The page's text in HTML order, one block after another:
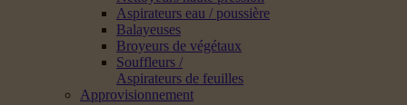
Aspirateurs eau / poussière
Balayeuses
Broyeurs de végétaux
Souffleurs /
Aspirateurs de feuilles
Approvisionnement